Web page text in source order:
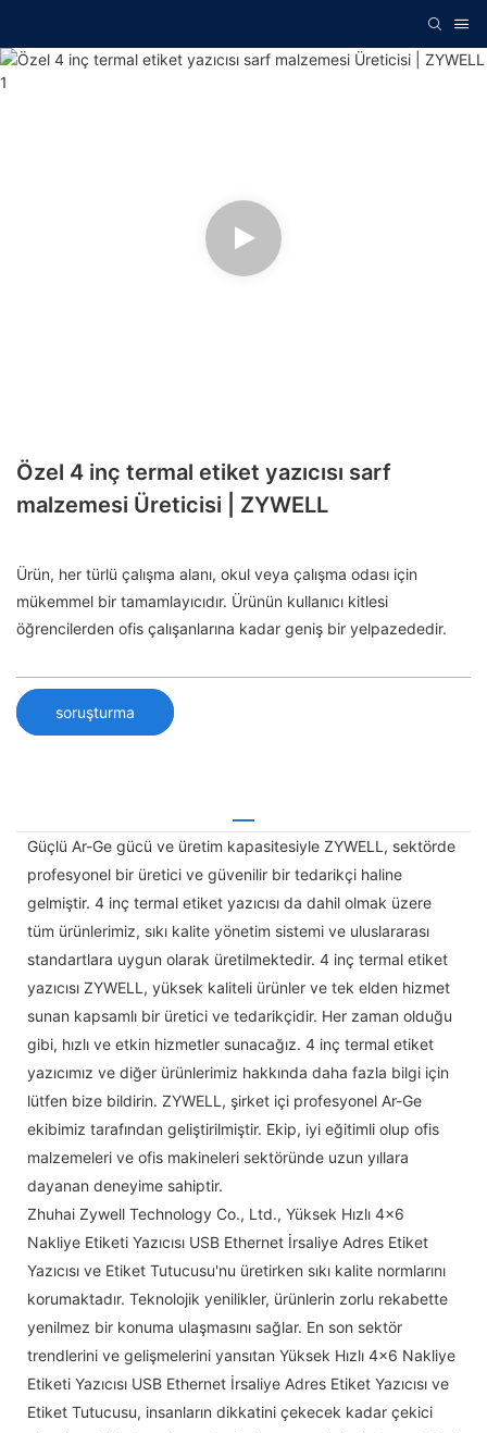
Özel 4 inç termal etiket yazıcısı sarf
malzemesi Üreticisi | ZYWELL
Ürün, her türlü çalışma alanı, okul veya çalışma odası için
mükemmel bir tamamlayıcıdır. Ürünün kullanıcı kitlesi
öğrencilerden ofis çalışanlarına kadar geniş bir yelpazededir.
soruşturma
Güçlü Ar-Ge gücü ve üretim kapasitesiyle ZYWELL, sektörde
profesyonel bir üretici ve güvenilir bir tedarikçi haline
gelmiştir. 4 inç termal etiket yazıcısı da dahil olmak üzere
tüm ürünlerimiz, sıkı kalite yönetim sistemi ve uluslararası
standartlara uygun olarak üretilmektedir. 4 inç termal etiket
yazıcısı ZYWELL, yüksek kaliteli ürünler ve tek elden hizmet
sunan kapsamlı bir üretici ve tedarikçidir. Her zaman olduğu
gibi, hızlı ve etkin hizmetler sunacağız. 4 inç termal etiket
yazıcımız ve diğer ürünlerimiz hakkında daha fazla bilgi için
lütfen bize bildirin. ZYWELL, şirket içi profesyonel Ar-Ge
ekibimiz tarafından geliştirilmiştir. Ekip, iyi eğitimli olup ofis
malzemeleri ve ofis makineleri sektöründe uzun yıllara
dayanan deneyime sahiptir.
Zhuhai Zywell Technology Co., Ltd., Yüksek Hızlı 4x6
Nakliye Etiketi Yazıcısı USB Ethernet İrsaliye Adres Etiket
Yazıcısı ve Etiket Tutucusu'nu üretirken sıkı kalite normlarını
korumaktadır. Teknolojik yenilikler, ürünlerin zorlu rekabette
yenilmez bir konuma ulaşmasını sağlar. En son sektör
trendlerini ve gelişmelerini yansıtan Yüksek Hızlı 4x6 Nakliye
Etiketi Yazıcısı USB Ethernet İrsaliye Adres Etiket Yazıcısı ve
Etiket Tutucusu, insanların dikkatini çekecek kadar çekici